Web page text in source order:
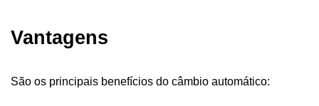
Vantagens
São os principais benefícios do câmbio automático: